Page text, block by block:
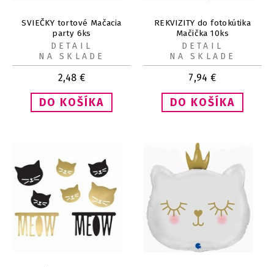
SVIEČKY tortové Mačacia
party 6ks
2,48 €
DETAIL
NA SKLADE
REKVIZITY do fotokútika
Mačička 10ks
7,94 €
DETAIL
NA SKLADE